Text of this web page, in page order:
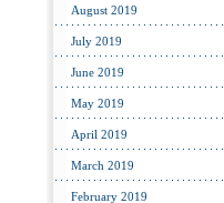
August 2019
July 2019
June 2019
May 2019
April 2019
March 2019
February 2019